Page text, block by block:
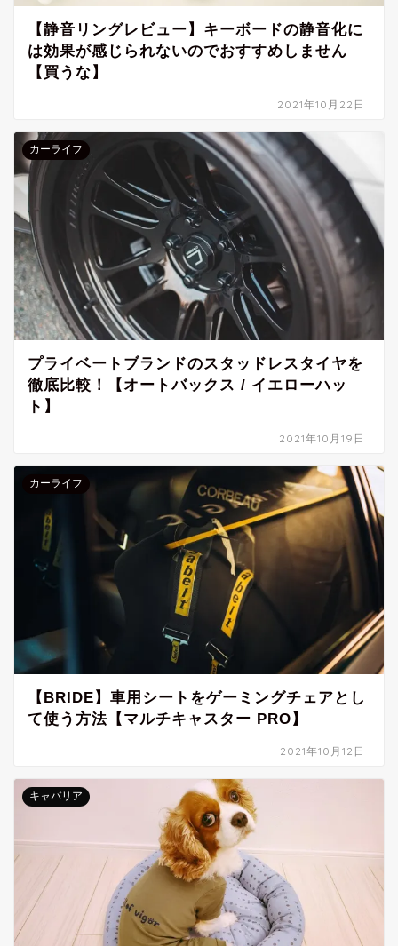
【静音リングレビュー】キーボードの静音化に
は効果が感じられないのでおすすめしません
【買うな】
2021年10月22日
カーライフ
プライベートブランドのスタッドレスタイヤを
徹底比較！【オートバックス / イエローハッ
ト】
2021年10月19日
カーライフ
【BRIDE】車用シートをゲーミングチェアとし
て使う方法【マルチキャスター PRO】
2021年10月12日
キャバリア